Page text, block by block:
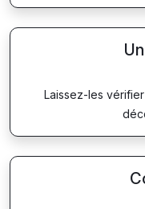
Laissez-les